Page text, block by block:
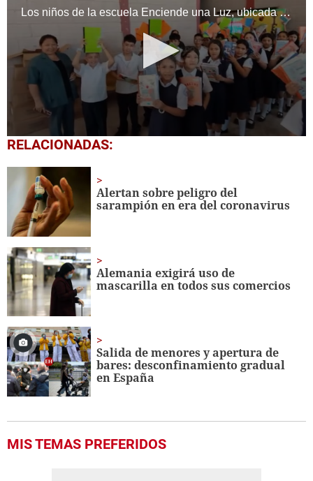
Los niños de la escuela Enciende una Luz, ubicada en la colonia Altos de Santa Rosa, al sur de Tegucigalpa, recibieron cuadernos Quick como parte de la Campaña Maratón del Saber.
0
seconds
minute,
seconds
RELACIONADAS:
Alertan sobre peligro del
sarampión en era del coronavirus
Alemania exigirá uso de
mascarilla en todos sus comercios
Salida de menores y apertura de
bares: desconfinamiento gradual
en España
MIS TEMAS PREFERIDOS